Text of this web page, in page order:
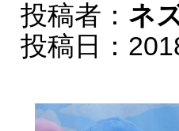
投稿者： ネ
投稿日：